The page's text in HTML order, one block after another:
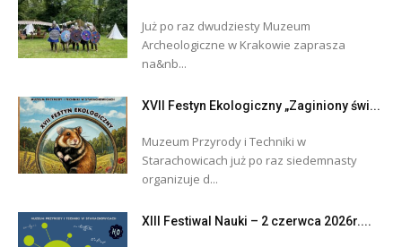
Już po raz dwudziesty Muzeum
Archeologiczne w Krakowie zaprasza
na&nb...
XVII Festyn Ekologiczny „Zaginiony świ...
Muzeum Przyrody i Techniki w
Starachowicach już po raz siedemnasty
organizuje d...
XIII Festiwal Nauki – 2 czerwca 2026r....